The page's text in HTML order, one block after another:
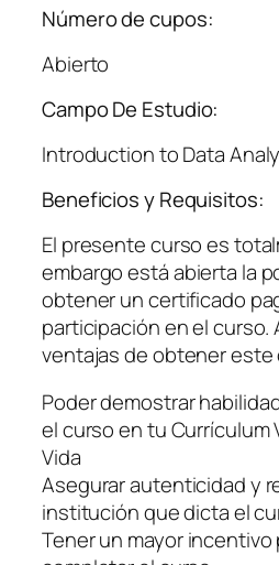
Número de cupos:
Abierto
Campo De Estudio:
Introduction to Data
Beneficios y Requisitos:
El presente curso es
embargo está abierta la
obtener un certificado
participación en el curso.
ventajas de obtener
Poder demostrar
el curso en tu Currículum
Vida
Asegurar autenticidad y
institución que dicta el
Tener un mayor incentivo